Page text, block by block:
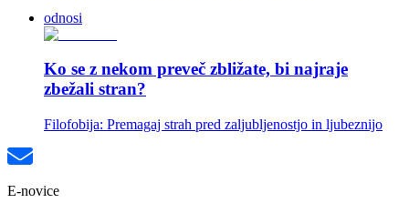
odnosi
Ko se z nekom preveč zbližate, bi najraje
zbežali stran?
Filofobija: Premagaj strah pred zaljubljenostjo in ljubeznijo
E-novice